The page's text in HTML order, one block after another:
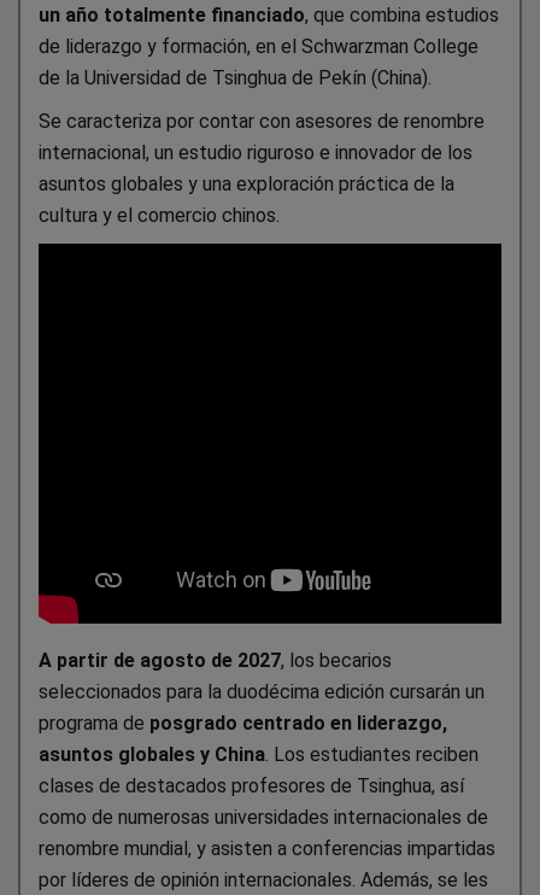
un año totalmente financiado, que combina estudios
de liderazgo y formación, en el Schwarzman College
de la Universidad de Tsinghua de Pekín (China).
Se caracteriza por contar con asesores de renombre
internacional, un estudio riguroso e innovador de los
asuntos globales y una exploración práctica de la
cultura y el comercio chinos.
A partir de agosto de 2027, los becarios
seleccionados para la duodécima edición cursarán un
programa de posgrado centrado en liderazgo,
asuntos globales y China. Los estudiantes reciben
clases de destacados profesores de Tsinghua, así
como de numerosas universidades internacionales de
renombre mundial, y asisten a conferencias impartidas
por líderes de opinión internacionales. Además, se les